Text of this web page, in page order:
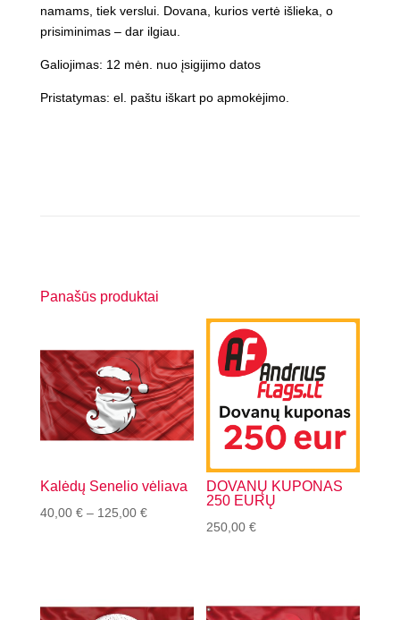
namams, tiek verslui. Dovana, kurios vertė išlieka, o
prisiminimas – dar ilgiau.
Galiojimas: 12 mėn. nuo įsigijimo datos
Pristatymas: el. paštu iškart po apmokėjimo.
Panašūs produktai
Kalėdų Senelio vėliava
40,00 € – 125,00 €Price
125,00 €
DOVANŲ KUPONAS
250 EURŲ
250,00€